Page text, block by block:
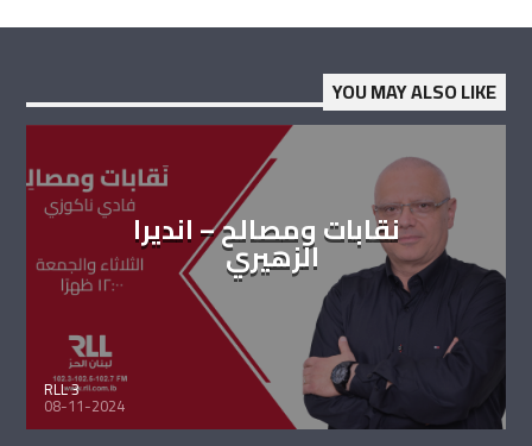
YOU MAY ALSO LIKE
نقابات ومصالح – انديرا
الزهيري
RLL 3
08-11-2024